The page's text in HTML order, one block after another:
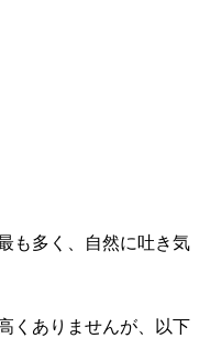
も多く、自然に吐き気
くありませんが、以下